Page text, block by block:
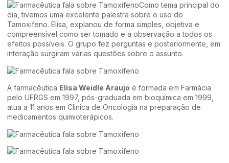
Como tema principal do
dia, tivemos uma excelente palestra sobre o uso do
Tamoxifeno. Elisa, explanou de forma simples, objetiva e
compreensível como ser tomado e a observação a todos os
efeitos possíveis. O grupo fez perguntas e posteriormente, em
interação surgiram várias questões sobre o assunto.
A farmacêutica Elisa Weidle Araujo é formada em Farmácia
pelo UFRGS em 1997, pós-graduada em bioquímica em 1999,
atua a 11 anos em Clinica de Oncologia na preparação de
medicamentos quimioterápicos.